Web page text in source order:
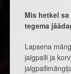
Mis hetkel
tegema
Lapsena
jalgpalli ja